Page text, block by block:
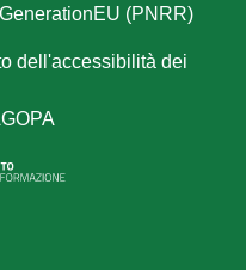
(PNRR)
dell'accessibilità dei